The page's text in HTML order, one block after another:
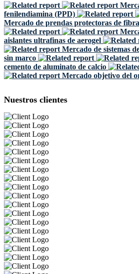
fenilendiamina (PPD)
Mercado de prendas protectoras de
aislantes ultrafinas de aerogel
Mercado de sistemas
sin marco
cemento de aluminato de calcio
Mercado objetivo del
Nuestros clientes